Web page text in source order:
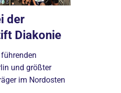
der
Diakonie
und größter
im Nordosten